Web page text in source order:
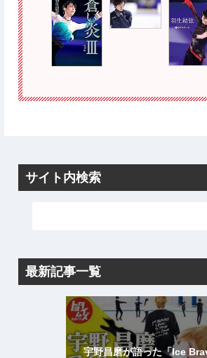
サイト内検索
最新記事一覧
宇野昌磨が語った「Ice